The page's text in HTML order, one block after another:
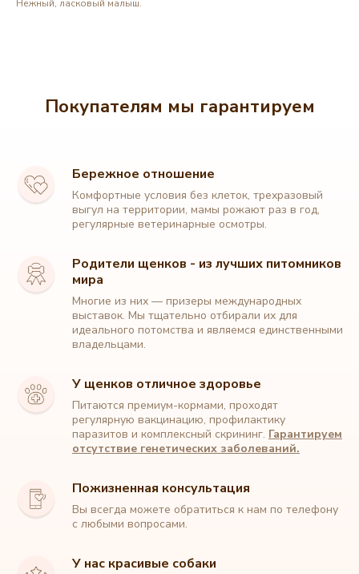
Нежный, ласковый малыш.
Покупателям мы гарантируем
Бережное отношение
Комфортные условия без клеток, трехразовый
выгул на территории, мамы рожают раз в год,
регулярные ветеринарные осмотры.
Родители щенков - из лучших питомников
мира
Многие из них — призеры международных
выставок. Мы тщательно отбирали их для
идеального потомства и являемся единственными
владельцами.
У щенков отличное здоровье
Питаются премиум-кормами, проходят
регулярную вакцинацию, профилактику
паразитов и комплексный скрининг. Гарантируем
отсутствие генетических заболеваний.
Пожизненная консультация
Вы всегда можете обратиться к нам по телефону
с любыми вопросами.
У нас красивые собаки